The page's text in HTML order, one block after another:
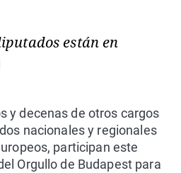
están en
y decenas de otros cargos
nacionales y regionales
participan este
Orgullo de Budapest para